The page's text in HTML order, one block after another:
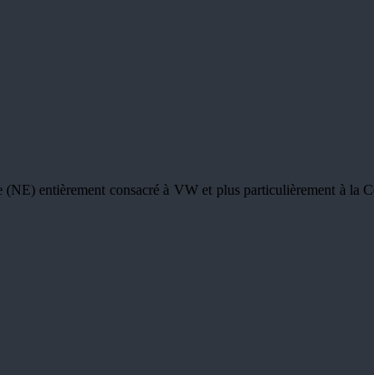
entièrement consacré à VW et plus particulièrement à la